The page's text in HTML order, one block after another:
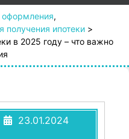
,
получения ипотеки >
в 2025 году – что важно
23.01.2024